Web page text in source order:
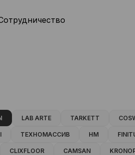
LAB ARTE TARKETT
ТЕХНОМАССИВ HM
CLIXFLOOR CAMSAN